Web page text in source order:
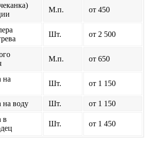
М.п. от 450
Шт. от 2 500
М.п. от 650
на
Шт. от 1 150
на воду Шт.
от 1 150
в
Шт. от 1 450